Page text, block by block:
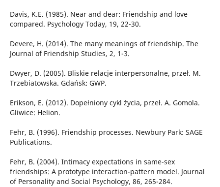
Davis, K.E. (1985). Near and dear: Friendship and love
compared. Psychology Today, 19, 22-30.
Devere, H. (2014). The many meanings of friendship. The
Journal of Friendship Studies, 2, 1-3.
Dwyer, D. (2005). Bliskie relacje interpersonalne, przeł. M.
Trzebiatowska. Gdańsk: GWP.
Erikson, E. (2012). Dopełniony cykl życia, przeł. A. Gomola.
Gliwice: Helion.
Fehr, B. (1996). Friendship processes. Newbury Park: SAGE
Publications.
Fehr, B. (2004). Intimacy expectations in same-sex
friendships: A prototype interaction-pattern model. Journal
of Personality and Social Psychology, 86, 265-284.